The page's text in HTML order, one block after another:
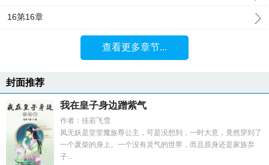
16第16章
查看更多章节...
封面推荐
我在皇子身边蹭紫气
作者：佳若飞雪
凤无妖是堂堂魔族尊公主，可是没想到，一时大意，竟然穿到了
一个废柴的身上。一个没有灵气的世界，而且原身还是家族弃
子...